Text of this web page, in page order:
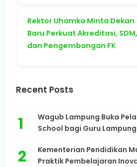
Rektor Uhamka Minta Dekan
Baru Perkuat Akreditasi, SDM,
dan Pengembangan FK
Recent Posts
Wagub Lampung Buka
School bagi Guru
Kementerian Pendidikan
Praktik Pembelajaran